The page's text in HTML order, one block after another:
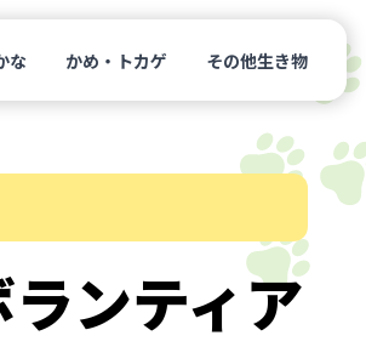
な かめ・トカゲ その他生き物
ンティア